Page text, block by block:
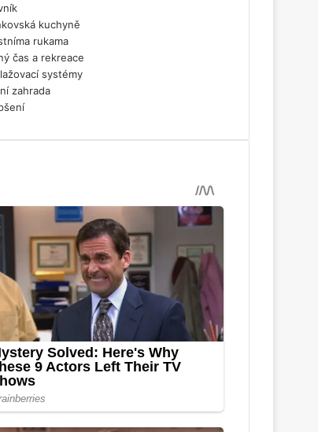
kuchyně
rukama
čas a rekreace
systémy
zahrada